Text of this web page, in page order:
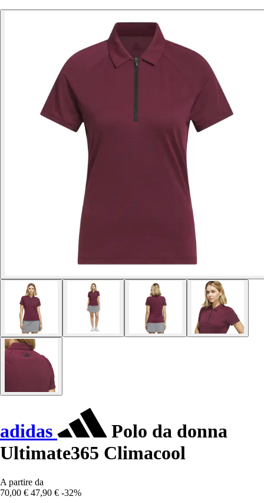
adidas
Polo da donna
Ultimate365 Climacool
A partire da
70,00 € 47,90 € -32%